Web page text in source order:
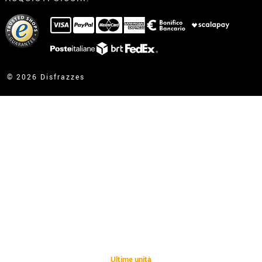
Ultime unità
Ho gia realizzato l’ordine
Ho gia ricevuto l’ordine
contatto@disfrazzes.it
© 2026 Disfrazzes